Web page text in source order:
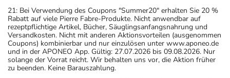
21: Bei Verwendung des Coupons "Summer20" erhalten Sie 20 %
Rabatt auf viele Pierre Fabre-Produkte. Nicht anwendbar auf
rezeptpflichtige Artikel, Bücher, Säuglingsanfangsnahrung und
Versandkosten. Nicht mit anderen Aktionsvorteilen (ausgenommen
Coupons) kombinierbar und nur einzulösen unter www.aponeo.de
und in der APONEO App. Gültig: 27.07.2026 bis 09.08.2026. Nur
solange der Vorrat reicht. Wir behalten uns vor, die Aktion früher
zu beenden. Keine Barauszahlung.